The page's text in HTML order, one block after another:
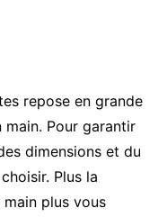
repose en grande
Pour garantir
dimensions et du
Plus la
plus vous